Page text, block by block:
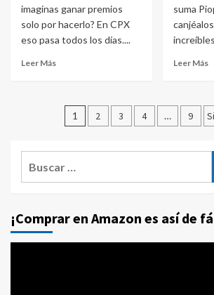
imaginas ganar premios
solo por hacerlo? En CPX
eso pasa todos los días....
Leer Más
suma
Leer Más
Paginación
entradas
1 2 3 4 … 9
¡Comprar en Amazon es así de